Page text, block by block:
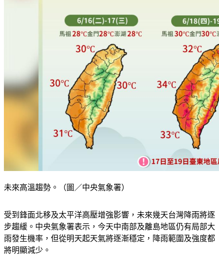
步趨緩。中央氣象署表示，今天中南部及離島地區仍有局部大
雨發生機率，但從明天起天氣將逐漸穩定，降雨範圍及強度都
將明顯減少。